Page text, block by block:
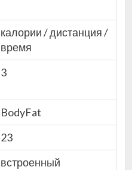
калории / дистанция /
время
3
BodyFat
23
встроенный